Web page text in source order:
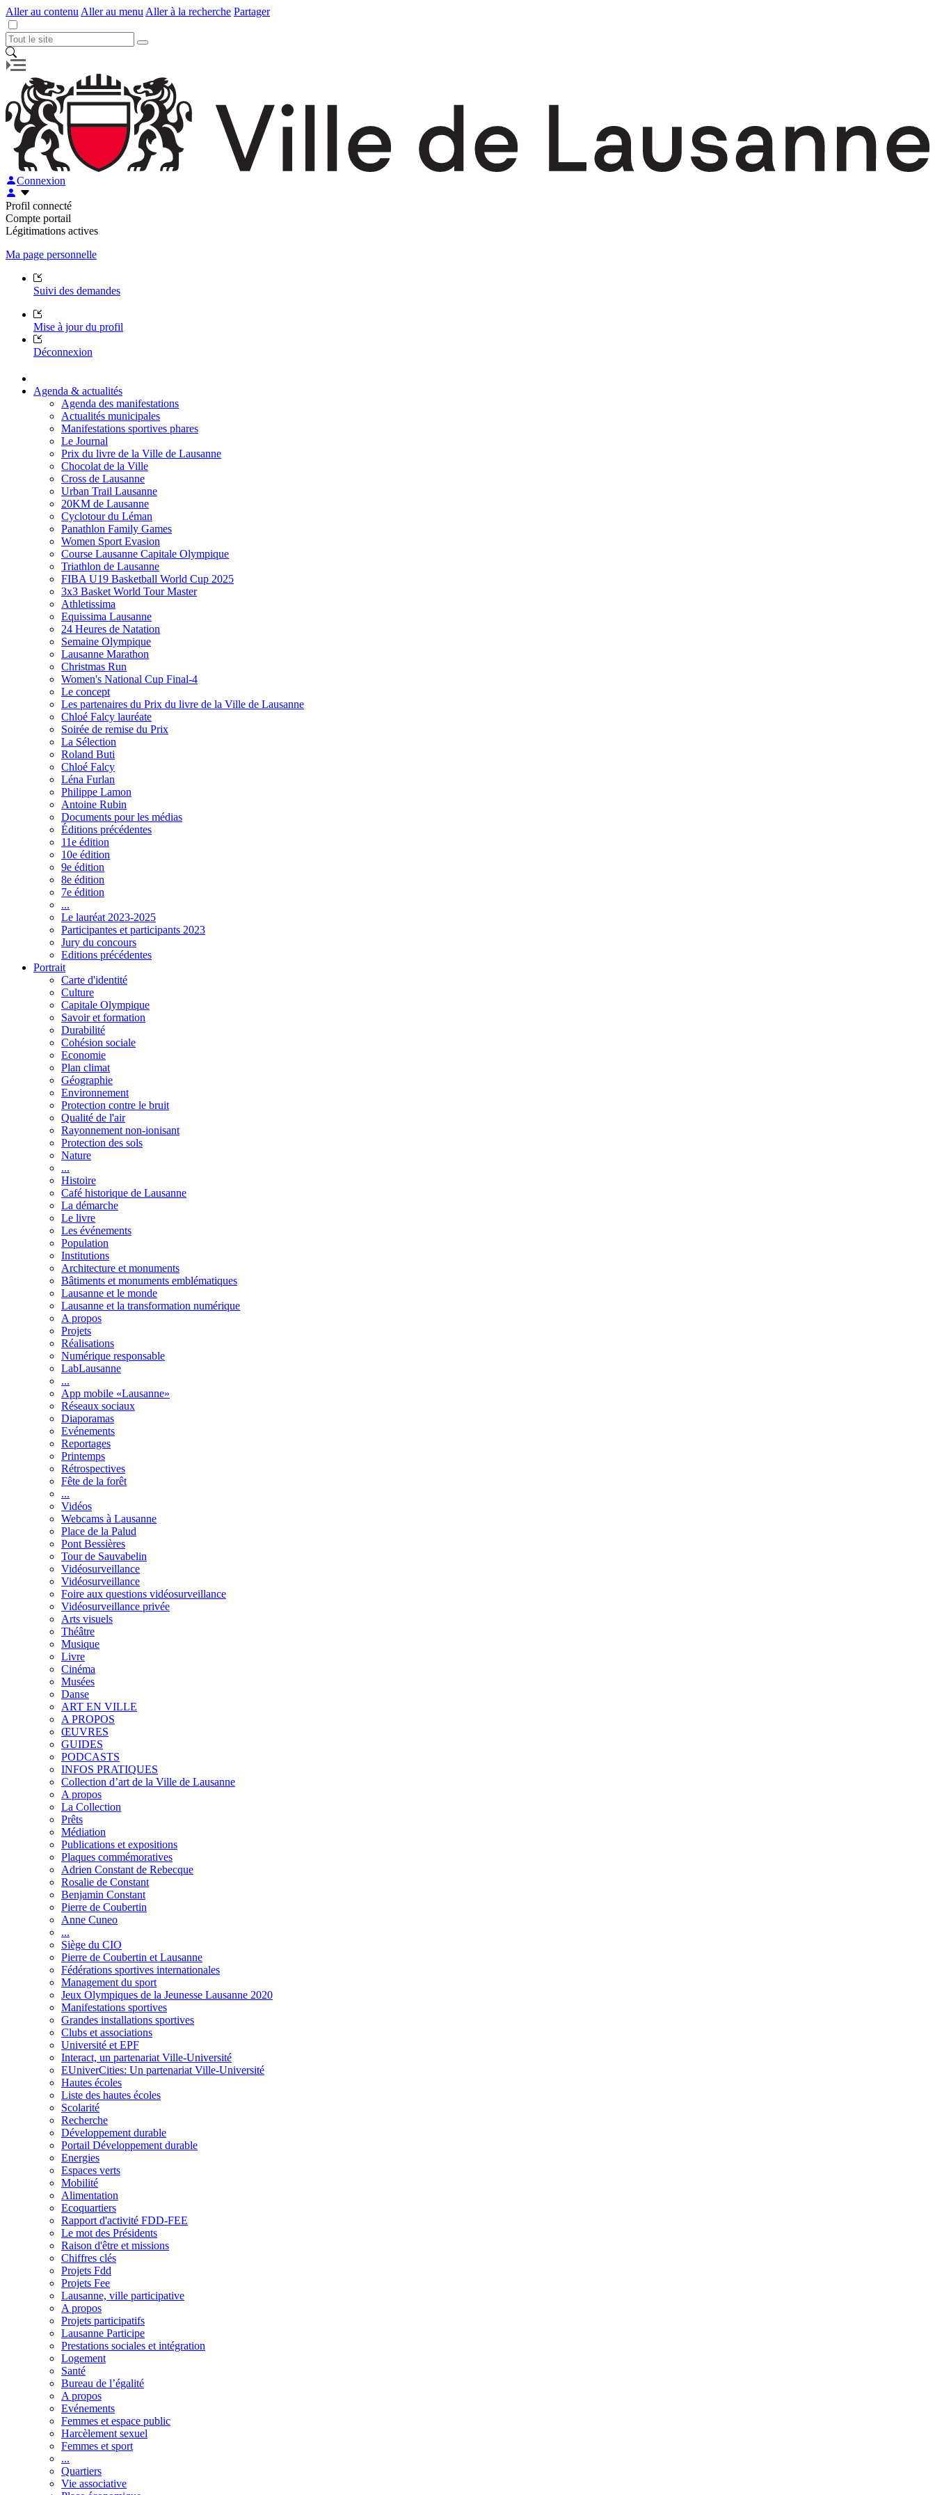
Aller au contenu Aller au menu Aller à la recherche Partager
Connexion
Profil connecté
Compte portail
Légitimations actives
Ma page personnelle
Suivi des demandes
Mise à jour du profil
Déconnexion
Agenda & actualités
Agenda des manifestations
Actualités municipales
Manifestations sportives phares
Le Journal
Prix du livre de la Ville de Lausanne
Chocolat de la Ville
Cross de Lausanne
Urban Trail Lausanne
20KM de Lausanne
Cyclotour du Léman
Panathlon Family Games
Women Sport Evasion
Course Lausanne Capitale Olympique
Triathlon de Lausanne
FIBA U19 Basketball World Cup 2025
3x3 Basket World Tour Master
Athletissima
Equissima Lausanne
24 Heures de Natation
Semaine Olympique
Lausanne Marathon
Christmas Run
Women's National Cup Final-4
Le concept
Les partenaires du Prix du livre de la Ville de Lausanne
Chloé Falcy lauréate
Soirée de remise du Prix
La Sélection
Roland Buti
Chloé Falcy
Léna Furlan
Philippe Lamon
Antoine Rubin
Documents pour les médias
Éditions précédentes
11e édition
10e édition
9e édition
8e édition
7e édition
...
Le lauréat 2023-2025
Participantes et participants 2023
Jury du concours
Editions précédentes
Portrait
Carte d'identité
Culture
Capitale Olympique
Savoir et formation
Durabilité
Cohésion sociale
Economie
Plan climat
Géographie
Environnement
Protection contre le bruit
Qualité de l'air
Rayonnement non-ionisant
Protection des sols
Nature
...
Histoire
Café historique de Lausanne
La démarche
Le livre
Les événements
Population
Institutions
Architecture et monuments
Bâtiments et monuments emblématiques
Lausanne et le monde
Lausanne et la transformation numérique
A propos
Projets
Réalisations
Numérique responsable
LabLausanne
...
App mobile «Lausanne»
Réseaux sociaux
Diaporamas
Evénements
Reportages
Printemps
Rétrospectives
Fête de la forêt
...
Vidéos
Webcams à Lausanne
Place de la Palud
Pont Bessières
Tour de Sauvabelin
Vidéosurveillance
Vidéosurveillance
Foire aux questions vidéosurveillance
Vidéosurveillance privée
Arts visuels
Théâtre
Musique
Livre
Cinéma
Musées
Danse
ART EN VILLE
A PROPOS
ŒUVRES
GUIDES
PODCASTS
INFOS PRATIQUES
Collection d’art de la Ville de Lausanne
A propos
La Collection
Prêts
Médiation
Publications et expositions
Plaques commémoratives
Adrien Constant de Rebecque
Rosalie de Constant
Benjamin Constant
Pierre de Coubertin
Anne Cuneo
...
Siège du CIO
Pierre de Coubertin et Lausanne
Fédérations sportives internationales
Management du sport
Jeux Olympiques de la Jeunesse Lausanne 2020
Manifestations sportives
Grandes installations sportives
Clubs et associations
Université et EPF
Interact, un partenariat Ville-Université
EUniverCities: Un partenariat Ville-Université
Hautes écoles
Liste des hautes écoles
Scolarité
Recherche
Développement durable
Portail Développement durable
Energies
Espaces verts
Mobilité
Alimentation
Ecoquartiers
Rapport d'activité FDD-FEE
Le mot des Présidents
Raison d'être et missions
Chiffres clés
Projets Fdd
Projets Fee
Lausanne, ville participative
A propos
Projets participatifs
Lausanne Participe
Prestations sociales et intégration
Logement
Santé
Bureau de l’égalité
A propos
Evénements
Femmes et espace public
Harcèlement sexuel
Femmes et sport
...
Quartiers
Vie associative